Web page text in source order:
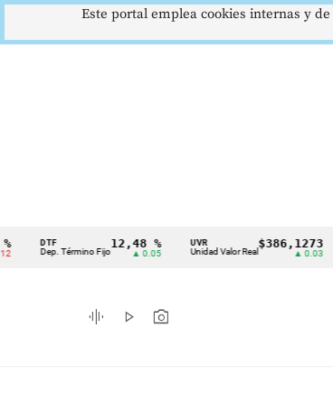
Cintillo
indicadores
económicos
DTF
Dep. Término Fijo
12,48 %
▲ 0.05
UVR
Unidad Valor Real
$386,1273
graphic_eq play_arrow photo_camera
Este portal emplea cookies internas y